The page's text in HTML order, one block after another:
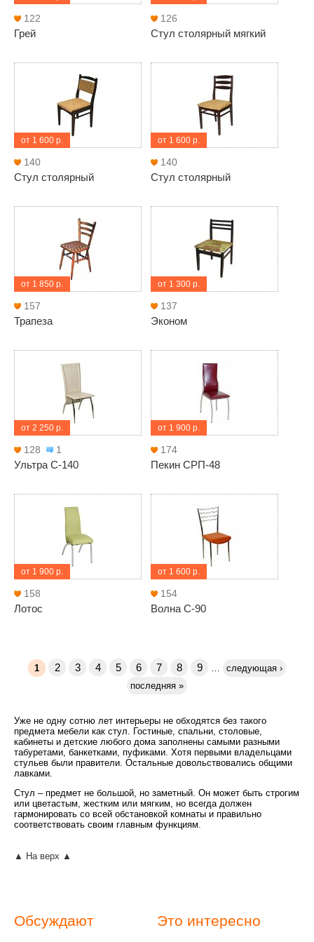
122
Грей
126
Стул столярный мягкий
от 1 600 р.
140
Стул столярный
от 1 600 р.
140
Стул столярный
от 1 850 р.
157
Трапеза
от 1 300 р.
137
Эконом
от 2 250 р.
128 1
Ультра С-140
от 1 900 р.
174
Пекин СРП-48
от 1 900 р.
158
Лотос
от 1 600 р.
154
Волна С-90
1 2 3 4 5 6 7 8 9 …
следующая ›
последняя »
Уже не одну сотню лет интерьеры не обходятся без такого
предмета мебели как стул. Гостиные, спальни, столовые,
кабинеты и детские любого дома заполнены самыми разными
табуретами, банкетками, пуфиками. Хотя первыми владельцами
стульев были правители. Остальные довольствовались общими
лавками.
Стул – предмет не большой, но заметный. Он может быть строгим
или цветастым, жестким или мягким, но всегда должен
гармонировать со всей обстановкой комнаты и правильно
соответствовать своим главным функциям.
▲ На верх ▲
Обсуждают Это интересно